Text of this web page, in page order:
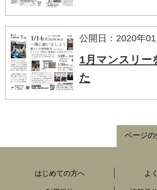
公開日：2020年01
1月マンスリー
た
ページの
はじめての方へ よ